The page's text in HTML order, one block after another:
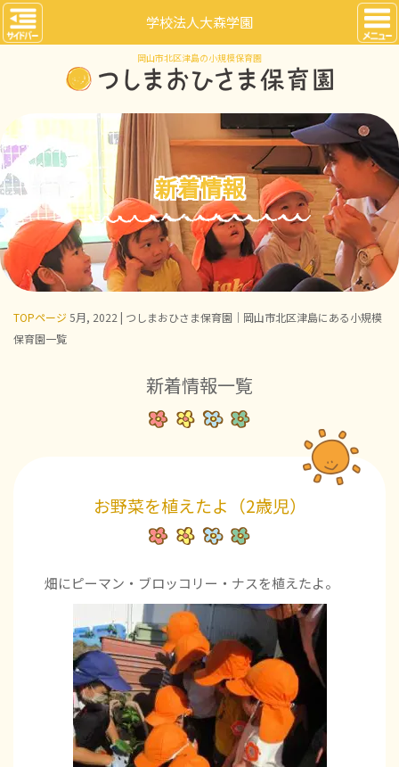
岡山市北区津島の小規模保育園
新着情報
学校法人大森学園
TOPページ 5月, 2022 | つしまおひさま保育園｜岡山市北区津島にある小規模
保育園一覧
新着情報一覧
お野菜を植えたよ（2歳児）
畑にピーマン・ブロッコリー・ナスを植えたよ。